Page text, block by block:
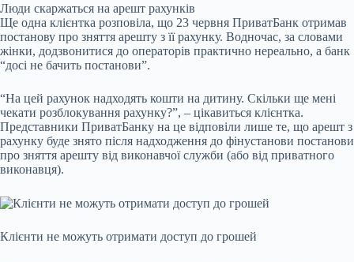
Люди скаржаться на арешт рахунків
Ще одна клієнтка розповіла, що 23 червня ПриватБанк отримав
постанову про зняття арешту з її рахунку. Водночас, за словами
жінки, додзвонитися до операторів практично нереально, а банк
“досі не бачить постанови”.
“На цей рахунок надходять кошти на дитину. Скільки ще мені
чекати розблокування рахунку?”, – цікавиться клієнтка.
Представники ПриватБанку на це відповіли лише те, що арешт з
рахунку буде знято після надходження до фінустанови постанови
про зняття арешту від виконавчої служби (або від приватного
виконавця).
Клієнти не можуть отримати доступ до грошей